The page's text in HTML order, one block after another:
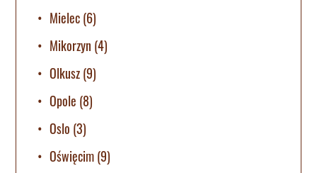
Mielec(6)
Mikorzyn (4)
Olkusz(9)
Opole (8)
Oslo (3)
Oświęcim(9)